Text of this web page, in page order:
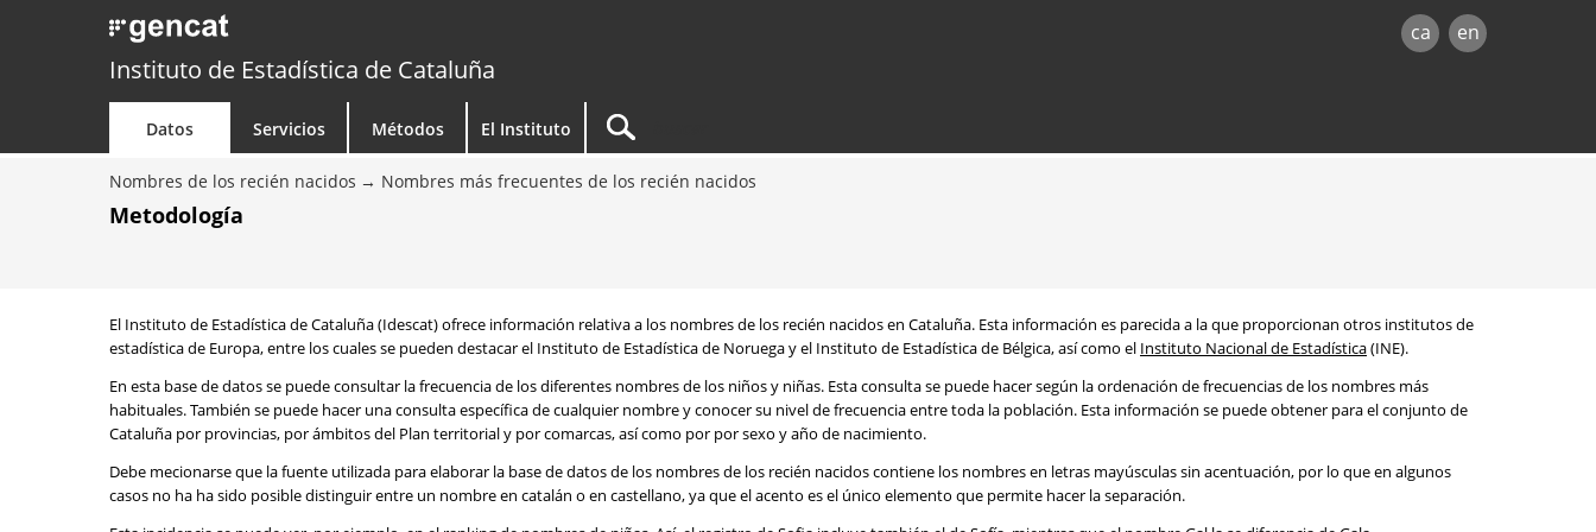
ca en
Instituto de Estadística de Cataluña
Datos Servicios Métodos El Instituto
Nombres de los recién nacidos Nombres más frecuentes de los recién nacidos
Metodología
El Instituto de Estadística de Cataluña (Idescat) ofrece información relativa a los nombres de los recién nacidos en Cataluña. Esta información es parecida a la que proporcionan otros institutos de
estadística de Europa, entre los cuales se pueden destacar el Instituto de Estadística de Noruega y el Instituto de Estadística de Bélgica, así como el Instituto Nacional de Estadística(INE).
En esta base de datos se puede consultar la frecuencia de los diferentes nombres de los niños y niñas. Esta consulta se puede hacer según la ordenación de frecuencias de los nombres más
habituales. También se puede hacer una consulta específica de cualquier nombre y conocer su nivel de frecuencia entre toda la población. Esta información se puede obtener para el conjunto de
Cataluña por provincias, por ámbitos del Plan territorial y por comarcas, así como por por sexo y año de nacimiento.
Debe mecionarse que la fuente utilizada para elaborar la base de datos de los nombres de los recién nacidos contiene los nombres en letras mayúsculas sin acentuación, por lo que en algunos
casos no ha ha sido posible distinguir entre un nombre en catalán o en castellano, ya que el acento es el único elemento que permite hacer la separación.